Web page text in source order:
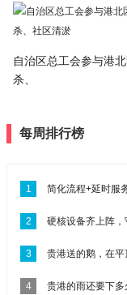
自治区总工会参与港
杀、
每周排行榜
1 简化流程+延时服
2 硬核设备齐上阵
3 贵港送的鹅，在平
4 贵港的雨还要下